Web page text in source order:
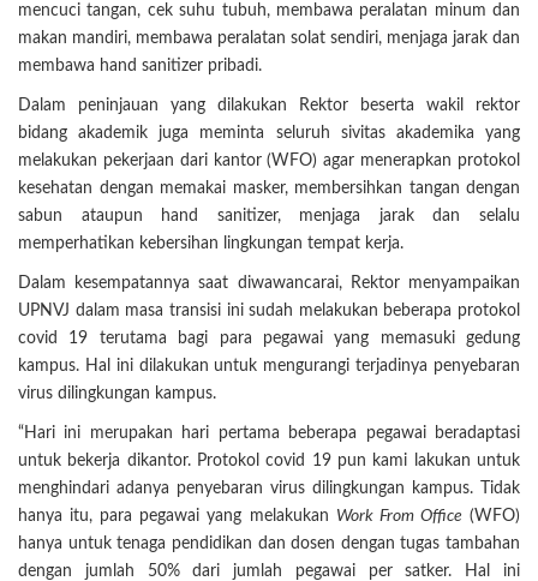
mencuci tangan, cek suhu tubuh, membawa peralatan minum dan
makan mandiri, membawa peralatan solat sendiri, menjaga jarak dan
membawa hand sanitizer pribadi.
Dalam peninjauan yang dilakukan Rektor beserta wakil rektor
bidang akademik juga meminta seluruh sivitas akademika yang
melakukan pekerjaan dari kantor (WFO) agar menerapkan protokol
kesehatan dengan memakai masker, membersihkan tangan dengan
sabun ataupun hand sanitizer, menjaga jarak dan selalu
memperhatikan kebersihan lingkungan tempat kerja.
Dalam kesempatannya saat diwawancarai, Rektor menyampaikan
UPNVJ dalam masa transisi ini sudah melakukan beberapa protokol
covid 19 terutama bagi para pegawai yang memasuki gedung
kampus. Hal ini dilakukan untuk mengurangi terjadinya penyebaran
virus dilingkungan kampus.
“Hari ini merupakan hari pertama beberapa pegawai beradaptasi
untuk bekerja dikantor. Protokol covid 19 pun kami lakukan untuk
menghindari adanya penyebaran virus dilingkungan kampus. Tidak
hanya itu, para pegawai yang melakukan Work From Office (WFO)
hanya untuk tenaga pendidikan dan dosen dengan tugas tambahan
dengan jumlah 50% dari jumlah pegawai per satker. Hal ini